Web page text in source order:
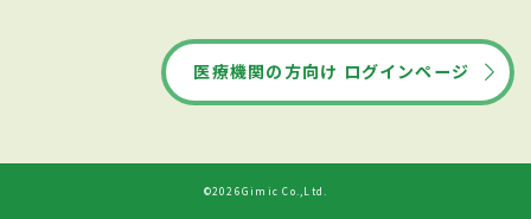
医療機関の方向け ログインページ
©2026Gimic Co.,Ltd.